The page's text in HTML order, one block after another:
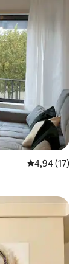
4,94 de uma
4,94 (17)